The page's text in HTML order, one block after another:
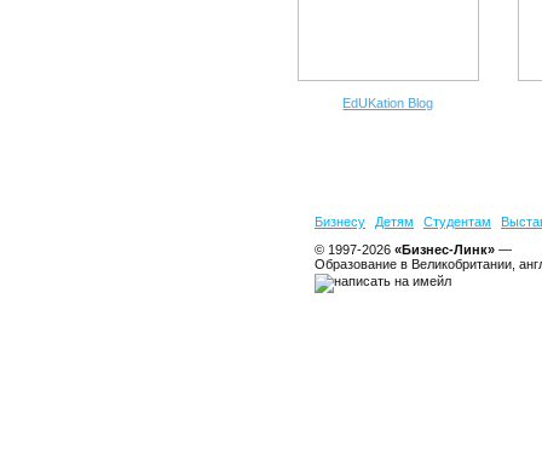
EdUKation Blog
Бизнесу Детям Студентам
© 1997-2026 «Бизнес-Линк» —
Образование в Великобритании,